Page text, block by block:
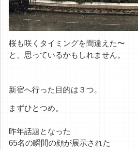
桜も咲くタイミングを間違えた〜
と、思っているかもしれません。
新宿へ行った目的は３つ。
まずひとつめ。
昨年話題となった
65名の瞬間の顔が展示された